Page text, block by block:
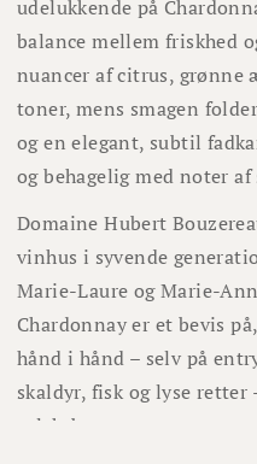
udelukkende på
balance mellem friskhed
nuancer af citrus, grønne
toner, mens smagen
og en elegant, subtil
og behagelig med noter
Domaine Hubert
vinhus i syvende
Marie-Laure og Marie-
Chardonnay er et bevis
hånd i hånd – selv på
skaldyr, fisk og lyse
selskab.